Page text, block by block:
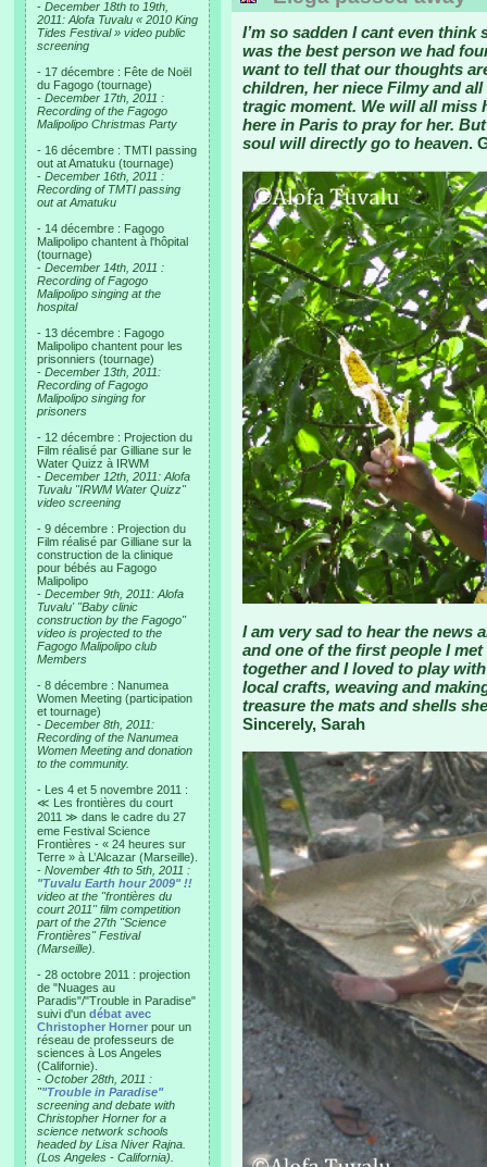
- December 18th to 19th,
2011: Alofa Tuvalu « 2010 King
Tides Festival » video public
screening
- 17 décembre : Fête de Noël
du Fagogo (tournage)
- December 17th, 2011 :
Recording of the Fagogo
Malipolipo Christmas Party
- 16 décembre : TMTI passing
out at Amatuku (tournage)
- December 16th, 2011 :
Recording of TMTI passing
out at Amatuku
- 14 décembre : Fagogo
Malipolipo chantent à l'hôpital
(tournage)
- December 14th, 2011 :
Recording of Fagogo
Malipolipo singing at the
hospital
- 13 décembre : Fagogo
Malipolipo chantent pour les
prisonniers (tournage)
- December 13th, 2011:
Recording of Fagogo
Malipolipo singing for
prisoners
- 12 décembre : Projection du
Film réalisé par Gilliane sur le
Water Quizz à IRWM
- December 12th, 2011: Alofa
Tuvalu "IRWM Water Quizz"
video screening
- 9 décembre : Projection du
Film réalisé par Gilliane sur la
construction de la clinique
pour bébés au Fagogo
Malipolipo
- December 9th, 2011: Alofa
Tuvalu' "Baby clinic
construction by the Fagogo"
video is projected to the
Fagogo Malipolipo club
Members
- 8 décembre : Nanumea
Women Meeting (participation
et tournage)
- December 8th, 2011:
Recording of the Nanumea
Women Meeting and donation
to the community.
- Les 4 et 5 novembre 2011 :
≪ Les frontières du court
2011 ≫ dans le cadre du 27
eme Festival Science
Frontières - « 24 heures sur
Terre » à L’Alcazar (Marseille).
- November 4th to 5th, 2011 :
"Tuvalu Earth hour 2009" !!
video at the "frontières du
court 2011" film competition
part of the 27th "Science
Frontières" Festival
(Marseille).
- 28 octobre 2011 : projection
de "Nuages au
Paradis"/"Trouble in Paradise"
suivi d'un débat avec
Christopher Horner pour un
réseau de professeurs de
sciences à Los Angeles
(Californie).
- October 28th, 2011 :
""Trouble in Paradise"
screening and debate with
Christopher Horner for a
science network schools
headed by Lisa Niver Rajna.
(Los Angeles - California).
I’m so sadden I cant even think
was the best person we had
want to tell that our thoughts
children, her niece Filmy and
tragic moment. We will all miss
here in Paris to pray for her.
soul will directly go to heaven.
I am very sad to hear the news
and one of the first people I
together and I loved to play
local crafts, weaving and
treasure the mats and shells
Sincerely, Sarah